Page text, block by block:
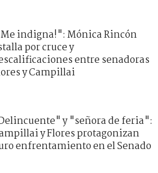
indigna!": Mónica Rincón
por cruce y
entre senadoras
y Campillai
y "señora de feria":
y Flores protagonizan
enfrentamiento en el Senado